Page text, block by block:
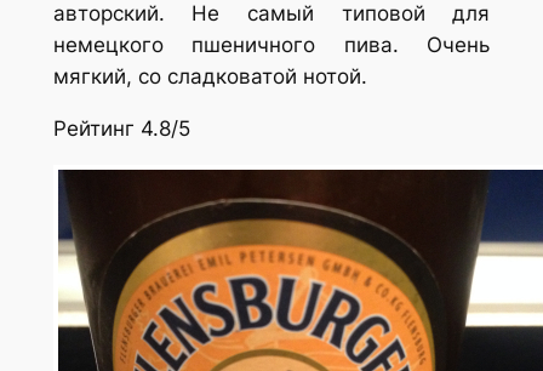
авторский. Не самый типовой для
немецкого пшеничного пива. Очень
мягкий, со сладковатой нотой.
Рейтинг 4.8/5